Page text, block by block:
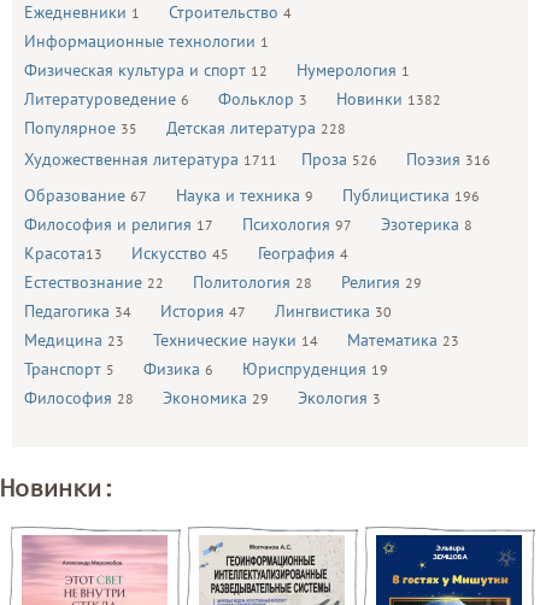
Ежедневники 1 Строительство 4
Информационные технологии 1
Физическая культура и спорт 12 Нумерология 1
Литературоведение 6 Фольклор 3 Новинки 1382
Популярное 35 Детская литература 228
Художественная литература 1711 Проза 526 Поэзия 316
Образование 67 Наука и техника 9 Публицистика 196
Философия и религия 17 Психология 97 Эзотерика 8
Красота13 Искусство 45 География 4
Естествознание 22 Политология 28 Религия 29
Педагогика 34 История 47 Лингвистика 30
Медицина 23 Технические науки 14 Математика 23
Транспорт 5 Физика 6 Юриспруденция 19
Философия 28 Экономика 29 Экология 3
Новинки: